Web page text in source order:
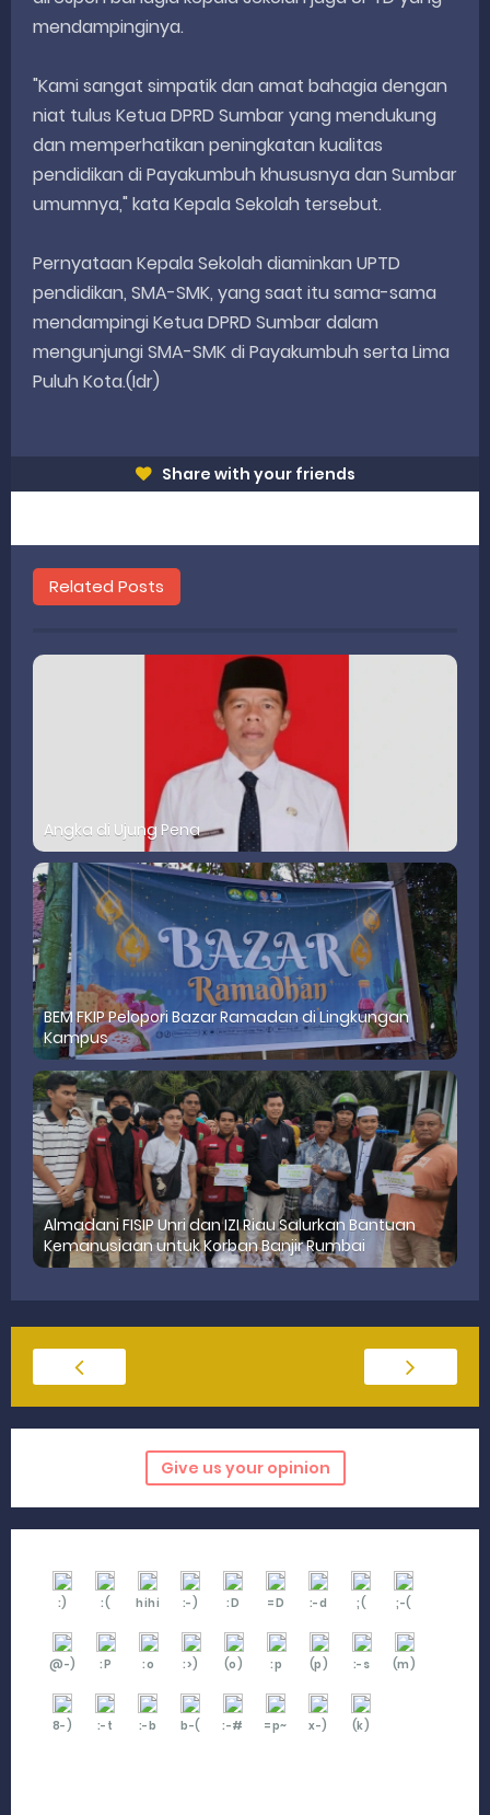
mendampinginya.
"Kami sangat simpatik dan amat bahagia dengan
niat tulus Ketua DPRD Sumbar yang mendukung
dan memperhatikan peningkatan kualitas
pendidikan di Payakumbuh khususnya dan Sumbar
umumnya," kata Kepala Sekolah tersebut.
Pernyataan Kepala Sekolah diaminkan UPTD
pendidikan, SMA-SMK, yang saat itu sama-sama
mendampingi Ketua DPRD Sumbar dalam
mengunjungi SMA-SMK di Payakumbuh serta Lima
Puluh Kota.(Idr)
Share with your friends
Related Posts
Angka di Ujung Pena
BEM FKIP Pelopori Bazar Ramadan di Lingkungan
Kampus
Almadani FISIP Unri dan IZI Riau Salurkan Bantuan
Kemanusiaan untuk Korban Banjir Rumbai
Give us your opinion
:) :( hihi :-) :D =D :-d ;( ;-(
@-) :P :o :>) (o) :p (p) :-s (m)
8-) :-t :-b b-( :-# =p~ x-) (k)